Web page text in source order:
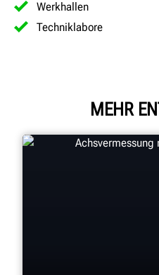
Werkhallen
Techniklabore
MEHR